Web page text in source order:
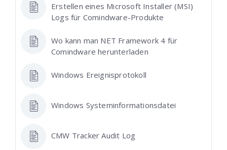
Erstellen eines Microsoft Installer (MSI)
Logs für Comindware-Produkte
Wo kann man NET Framework 4 für
Comindware herunterladen
Windows Ereignisprotokoll
Windows Systeminformationsdatei
CMW Tracker Audit Log